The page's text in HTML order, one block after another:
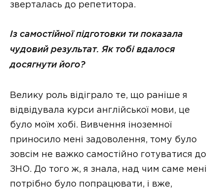
зверталась до репетитора.
Із самостійної підготовки ти показала
чудовий результат. Як тобі вдалося
досягнути його?
Велику роль відіграло те, що раніше я
відвідувала курси англійської мови, це
було моїм хобі. Вивчення іноземної
приносило мені задоволення, тому було
зовсім не важко самостійно готуватися до
ЗНО. До того ж, я знала, над чим саме мені
потрібно було попрацювати, і вже,